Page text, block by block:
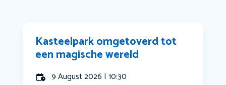
Kasteelpark omgetoverd tot
een magische wereld
9 August 2026 | 10:30